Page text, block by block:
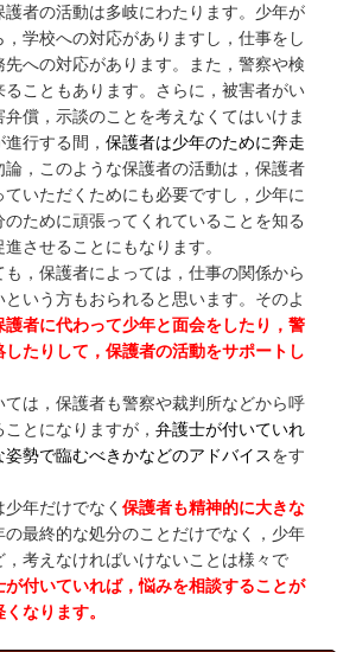
者の活動は多岐にわたります。少年が
学校への対応がありますし，仕事をし
への対応があります。また，警察や検
こともあります。さらに，被害者がい
償，示談のことを考えなくてはいけま
行する間， 保護者は少年のために奔走
，このような保護者の活動は，保護者
いただくためにも必要ですし，少年に
ために頑張ってくれていることを知る
させることにもなります。
，保護者によっては，仕事の関係から
いう方もおられると思います。そのよ
護者に代わって少年と面会をしたり，警
たりして，保護者の活動をサポートし
は，保護者も警察や裁判所などから呼
とになりますが， 弁護士が付いていれ
勢で臨むべきかなどのアドバイスをす
年だけでなく 保護者も精神的に大きな
最終的な処分のことだけでなく，少年
考えなければいけないことは様々で
が付いていれば，悩みを相談することが
なります。